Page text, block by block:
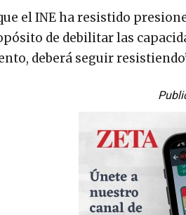
el INE ha resistido
de debilitar las
deberá seguir